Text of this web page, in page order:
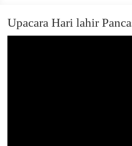
Upacara Hari lahir